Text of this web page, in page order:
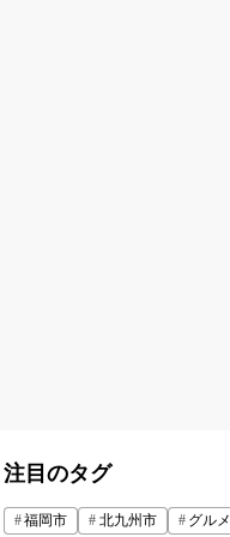
注目のタグ
福岡市 北九州市 グルメ